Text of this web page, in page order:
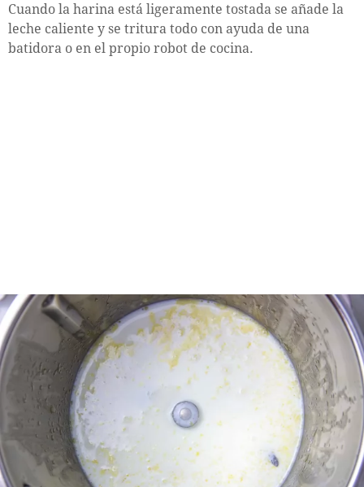
Cuando la harina está ligeramente tostada se añade la
leche caliente y se tritura todo con ayuda de una
batidora o en el propio robot de cocina.